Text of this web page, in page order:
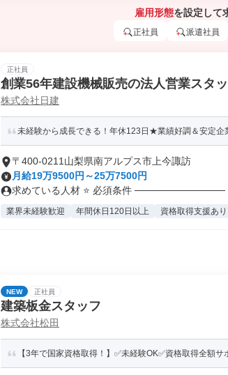
雇用形態を設定して
正社員 派遣社員
正社員
創業56年建設機械販売の法人営業スタ
株式会社日建
未経験から成長できる！年休123日★業績好調＆安定企
〒400-0211山梨県南アルプス市上今諏訪
月給19万9500円～25万7500円
求めている人材 ⭐ 必須条件 ─────────────
業界未経験歓迎 年間休日120日以上 資格取得支援あり
NEW 正社員
建築板金スタッフ
株式会社松田
【3年で国家資格取得！】✅未経験OK✅資格取得全額